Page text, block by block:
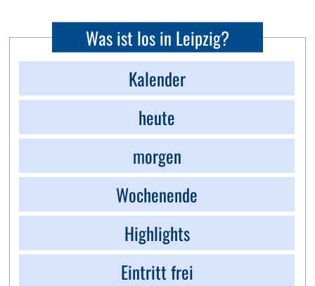
Was ist los in Leipzig?
Kalender
heute
morgen
Wochenende
Highlights
Eintritt frei